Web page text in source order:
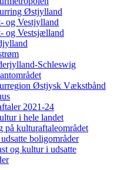
Østjylland
og Vestjylland
og Vestsjælland
Schleswig
Østjysk Vækstbånd
2021-24
i hele landet
på kulturaftaleområdet
boligområder
og kultur i udsatte